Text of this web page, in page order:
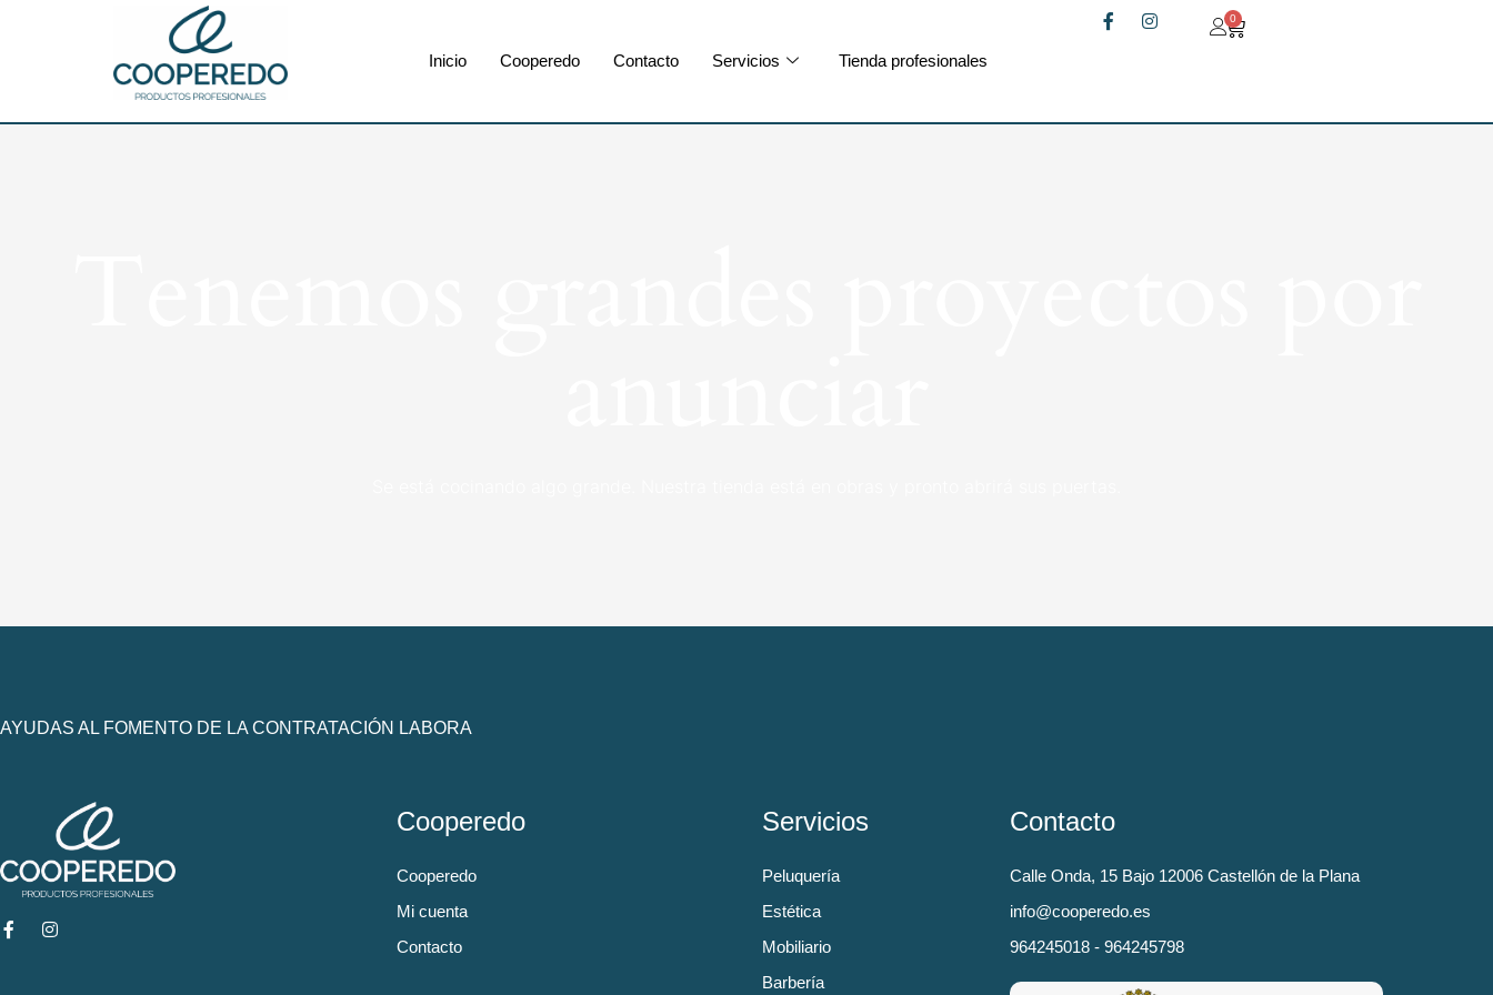
Inicio Cooperedo Contacto Servicios Tienda profesionales
0
AYUDAS AL FOMENTO DE LA CONTRATACIÓN LABORA
Cooperedo
Cooperedo
Mi cuenta
Contacto
Servicios
Peluquería
Estética
Mobiliario
Barbería
Contacto
Calle Onda, 15 Bajo 12006 Castellón de la Plana
info@cooperedo.es
964245018 - 964245798